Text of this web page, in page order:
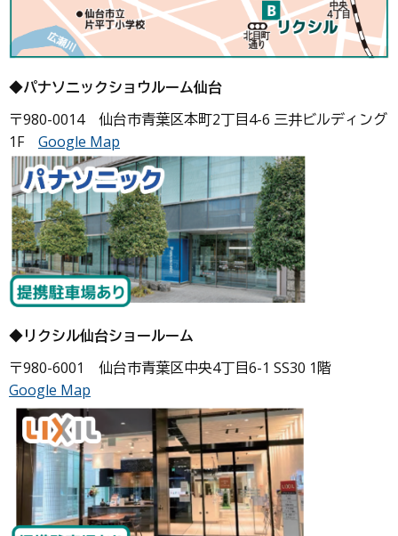
◆パナソニックショウルーム仙台
〒980-0014 仙台市青葉区本町2丁目4-6 三井ビルディング
1F Google Map
◆リクシル仙台ショールーム
〒980-6001 仙台市青葉区中央4丁目6-1 SS30 1階
Google Map